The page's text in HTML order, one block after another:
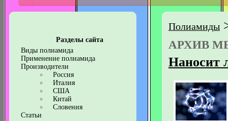
Полиамиды
АРХИВ
Наносит
Разделы сайта
Виды полиамида
Применение полиамида
Производители
Россия
Италия
США
Китай
Словения
Статьи